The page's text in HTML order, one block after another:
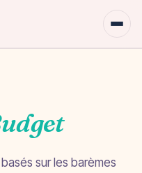
basés sur les barèmes